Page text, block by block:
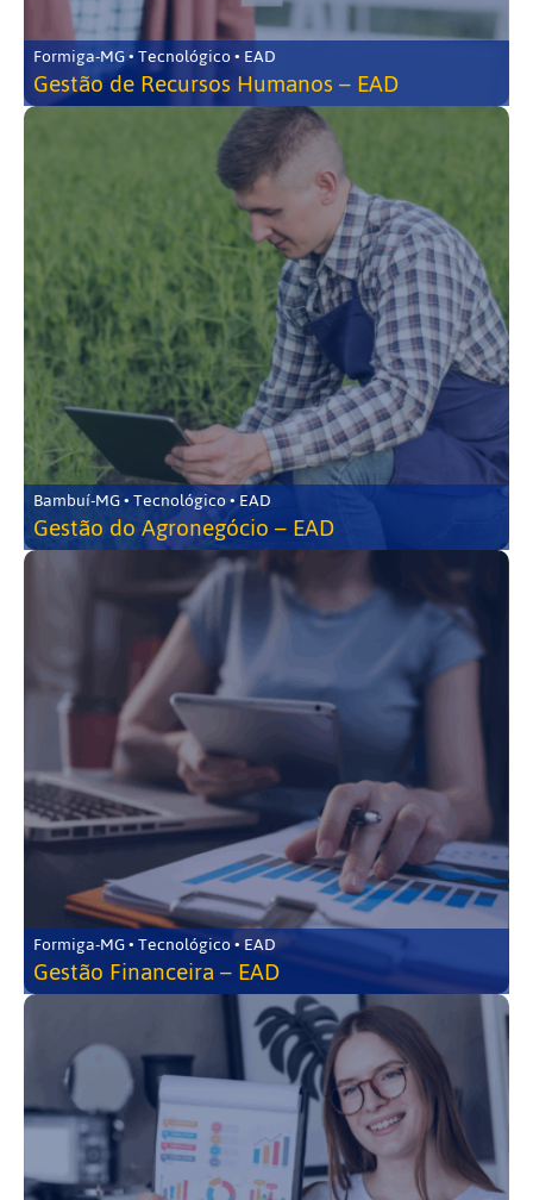
Formiga-MG • Tecnológico • EAD
Gestão de Recursos Humanos – EAD
Bambuí-MG • Tecnológico • EAD
Gestão do Agronegócio – EAD
Formiga-MG • Tecnológico • EAD
Gestão Financeira – EAD